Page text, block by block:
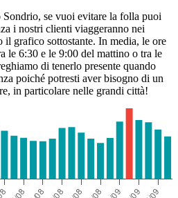
se vuoi evitare la folla puoi
i nostri clienti viaggeranno nei
grafico sottostante. In media, le ore
le 6:30 e le 9:00 del mattino o tra le
di tenerlo presente quando
poiché potresti aver bisogno di un
in particolare nelle grandi città!